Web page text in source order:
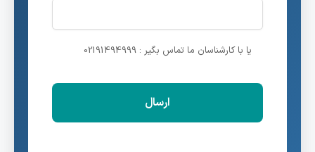
یا با کارشناسان ما تماس بگیر : 02191494999